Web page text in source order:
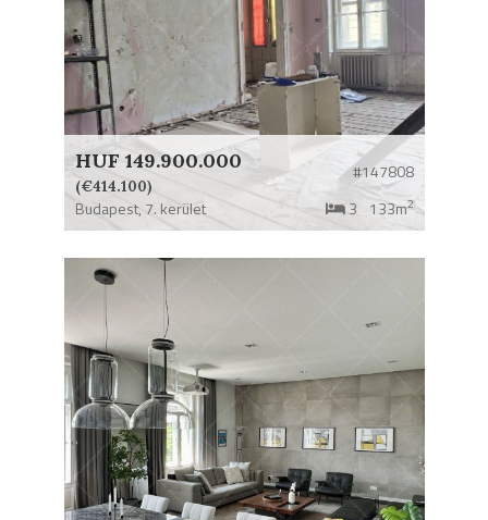
HUF 149.900.000
(€414.100)
#147808
Budapest, 7. kerület 3 133m2